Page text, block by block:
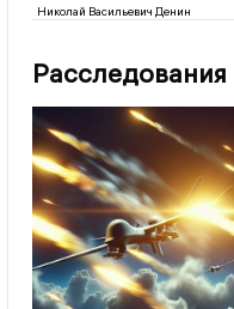
Николай Васильевич Денин
Расследования